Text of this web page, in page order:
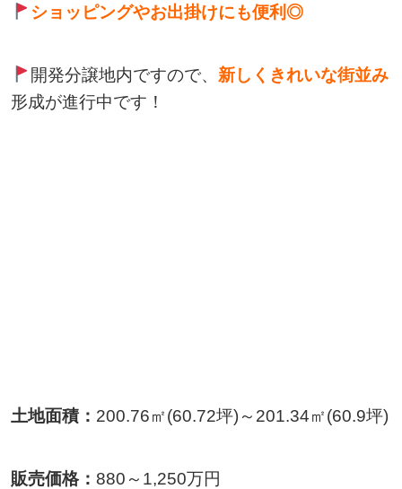
ショッピングやお出掛けにも便利◎
開発分譲地内ですので、 新しくきれいな街並み
形成が進行中です！
土地面積： 200.76㎡(60.72坪)～201.34㎡(60.9坪)
販売価格： 880～1,250万円